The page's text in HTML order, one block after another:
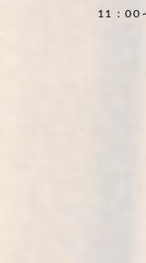
11：00